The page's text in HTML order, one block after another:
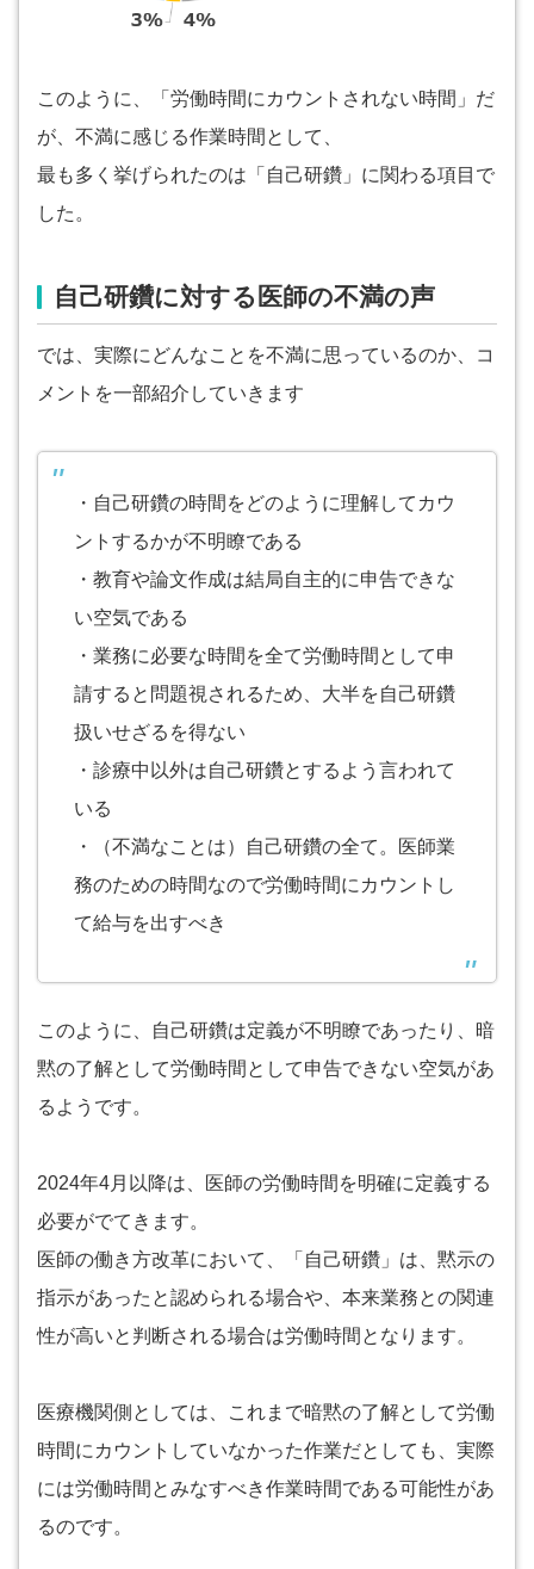
このように、「労働時間にカウントされない時間」だ
が、不満に感じる作業時間として、
最も多く挙げられたのは「自己研鑽」に関わる項目で
した。
自己研鑽に対する医師の不満の声
では、実際にどんなことを不満に思っているのか、コ
メントを一部紹介していきます
・自己研鑽の時間をどのように理解してカウ
ントするかが不明瞭である
・教育や論文作成は結局自主的に申告できな
い空気である
・業務に必要な時間を全て労働時間として申
請すると問題視されるため、大半を自己研鑽
扱いせざるを得ない
・診療中以外は自己研鑽とするよう言われて
いる
・（不満なことは）自己研鑽の全て。医師業
務のための時間なので労働時間にカウントし
て給与を出すべき
このように、自己研鑽は定義が不明瞭であったり、暗
黙の了解として労働時間として申告できない空気があ
るようです。
2024年4月以降は、医師の労働時間を明確に定義する
必要がでてきます。
医師の働き方改革において、「自己研鑽」は、黙示の
指示があったと認められる場合や、本来業務との関連
性が高いと判断される場合は労働時間となります。
医療機関側としては、これまで暗黙の了解として労働
時間にカウントしていなかった作業だとしても、実際
には労働時間とみなすべき作業時間である可能性があ
るのです。